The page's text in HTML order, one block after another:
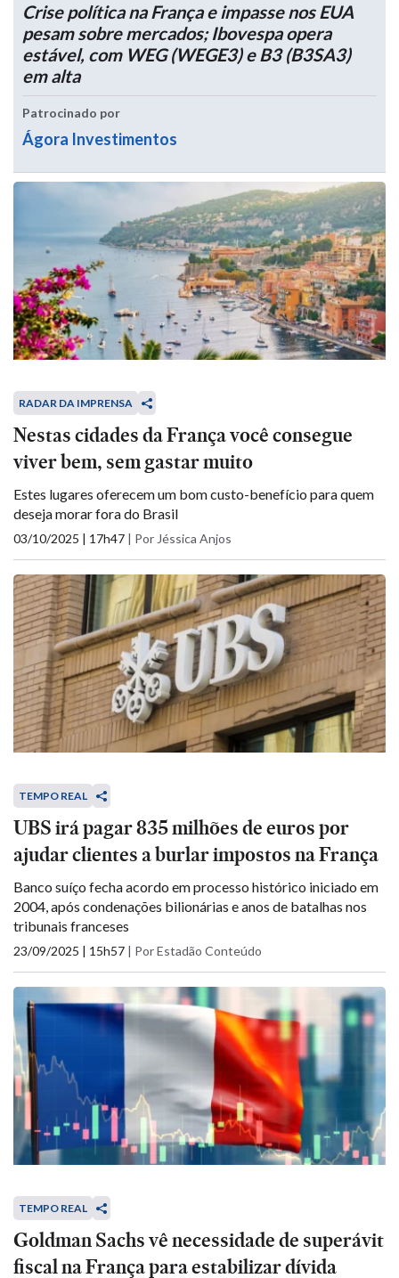
Crise política na França e impasse nos EUA
pesam sobre mercados; Ibovespa opera
estável, com WEG (WEGE3) e B3 (B3SA3)
em alta
Patrocinado por
Ágora Investimentos
RADAR DA IMPRENSA
Nestas cidades da França você consegue
viver bem, sem gastar muito
Estes lugares oferecem um bom custo-benefício para quem
deseja morar fora do Brasil
03/10/2025 | 17h47 | Por Jéssica Anjos
TEMPO REAL
UBS irá pagar 835 milhões de euros por
ajudar clientes a burlar impostos na França
Banco suíço fecha acordo em processo histórico iniciado em
2004, após condenações bilionárias e anos de batalhas nos
tribunais franceses
23/09/2025 | 15h57 | Por Estadão Conteúdo
TEMPO REAL
Goldman Sachs vê necessidade de superávit
fiscal na França para estabilizar dívida